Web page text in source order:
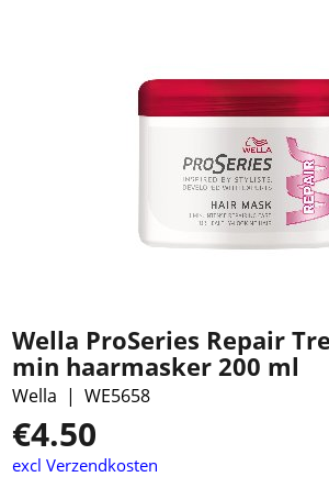
Wella ProSeries Repair
min haarmasker 200 ml
Wella WE5658
€4.50
excl Verzendkosten